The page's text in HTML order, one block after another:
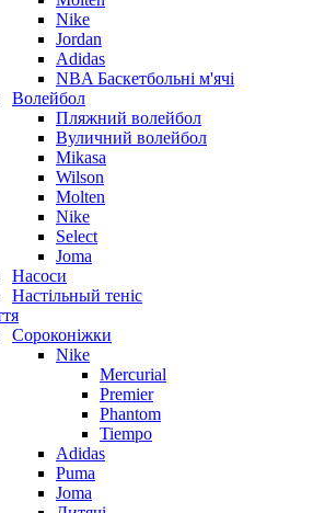
Nike
Jordan
Adidas
NBA Баскетбольні м'ячі
Волейбол
Пляжний волейбол
Вуличний волейбол
Mikasa
Wilson
Molten
Nike
Select
Joma
Насоси
Настільный теніс
Сороконіжки
Nike
Mercurial
Premier
Phantom
Tiempo
Adidas
Puma
Joma